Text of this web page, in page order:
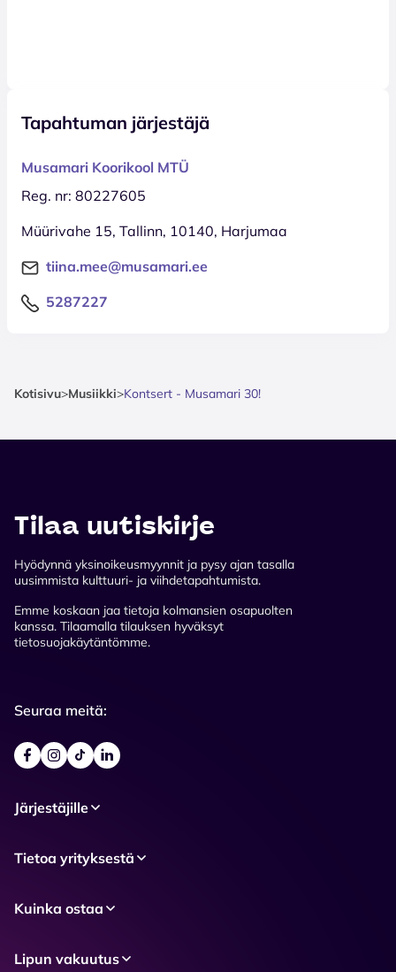
Tapahtuman järjestäjä
Musamari Koorikool MTÜ
Reg. nr: 80227605
Müürivahe 15, Tallinn, 10140, Harjumaa
tiina.mee@musamari.ee
5287227
Kotisivu>Musiikki>Kontsert - Musamari 30!
Tilaa uutiskirje
Hyödynnä yksinoikeusmyynnit ja pysy ajan tasalla
uusimmista kulttuuri- ja viihdetapahtumista.
Emme koskaan jaa tietoja kolmansien osapuolten
kanssa. Tilaamalla tilauksen hyväksyt
tietosuojakäytäntömme.
Seuraa meitä:
Järjestäjille
Tietoa yrityksestä
Kuinka ostaa
Lipun vakuutus